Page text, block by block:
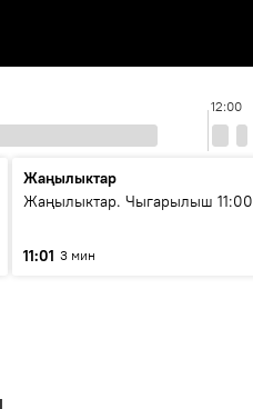
12:00
Жаңылыктар
Жаңылыктар. Чыгарылыш 11:00
11:01 3 мин